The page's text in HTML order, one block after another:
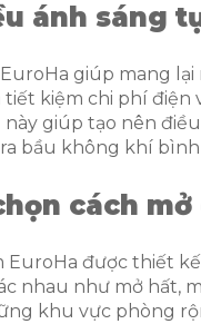
ánh sáng
giúp mang
kiệm chi phí điện
giúp tạo nên
bầu không khí bình
cách mở
EuroHa được thiết
nhau như mở hất,
khu vực phòng